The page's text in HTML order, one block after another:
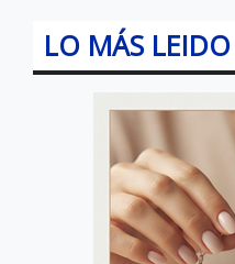
LO MÁS